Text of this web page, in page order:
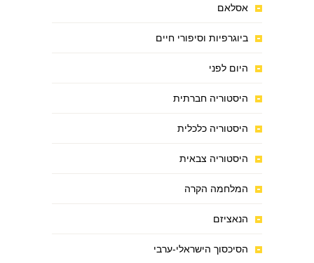
אסלאם
ביוגרפיות וסיפורי חיים
היום לפני
היסטוריה חברתית
היסטוריה כלכלית
היסטוריה צבאית
המלחמה הקרה
הנאציזם
הסיכסוך הישראלי-ערבי